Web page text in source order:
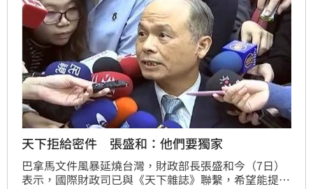
天下拒給密件 張盛和：他們要獨家
巴拿馬文件風暴延燒台灣，財政部長張盛和今（7日）
表示，國際財政司已與《天下雜誌》聯繫，希望能提供